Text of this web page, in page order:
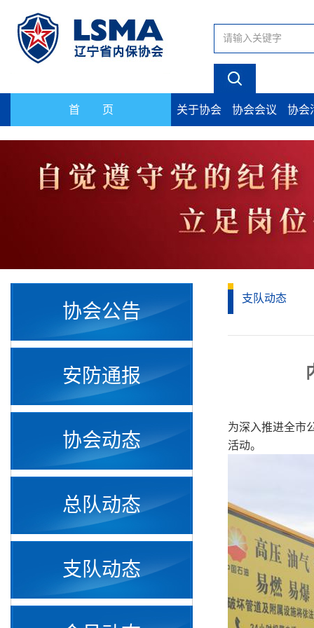
首 页 关于协会 协会会议 协会
协会公告
安防通报
协会动态
总队动态
支队动态
支队动态
为深入推进全市
活动。